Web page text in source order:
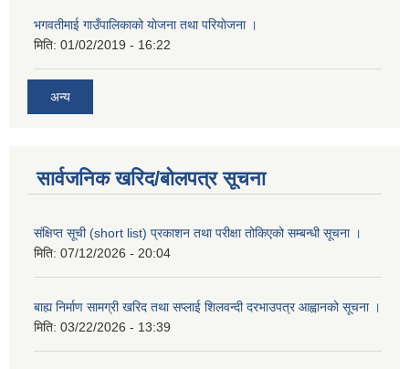
भगवतीमाई गाउँपालिकाको याेजना तथा परियाेजना ।
मिति: 01/02/2019 - 16:22
अन्य
सार्वजनिक खरिद/बोलपत्र सूचना
संक्षिप्त सूची (short list) प्रकाशन तथा परीक्षा तोकिएको सम्बन्धी सूचना ।
मिति: 07/12/2026 - 20:04
बाह्य निर्माण सामग्री खरिद तथा सप्लाई शिलवन्दी दरभाउपत्र आह्वानको सूचना ।
मिति: 03/22/2026 - 13:39